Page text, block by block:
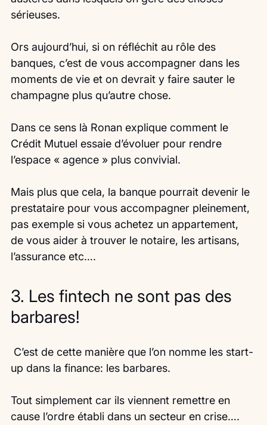
sérieuses.
Ors aujourd’hui, si on réfléchit au rôle des
banques, c’est de vous accompagner dans les
moments de vie et on devrait y faire sauter le
champagne plus qu’autre chose.
Dans ce sens là Ronan explique comment le
Crédit Mutuel essaie d’évoluer pour rendre
l’espace « agence » plus convivial.
Mais plus que cela, la banque pourrait devenir le
prestataire pour vous accompagner pleinement,
pas exemple si vous achetez un appartement,
de vous aider à trouver le notaire, les artisans,
l’assurance etc….
3. Les fintech ne sont pas des
barbares!
up dans la finance: les barbares.
Tout simplement car ils viennent remettre en
cause l’ordre établi dans un secteur en crise….